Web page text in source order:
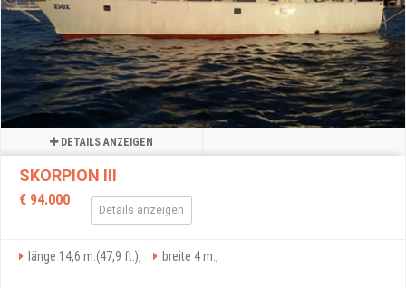
DETAILS ANZEIGEN
SKORPION III
€ 94.000
Details anzeigen
länge 14,6 m.(47,9 ft.), breite 4 m.,